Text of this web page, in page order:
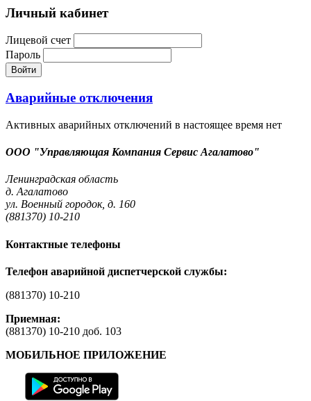
Личный кабинет
Лицевой счет
Пароль
Войти
Аварийные отключения
Активных аварийных отключений в настоящее время нет
ООО "Управляющая Компания Сервис Агалатово"
Ленинградская область
д. Агалатово
ул. Военный городок, д. 160
(881370) 10-210
Контактные телефоны
Телефон аварийной диспетчерской службы:
(881370) 10-210
Приемная:
(881370) 10-210 доб. 103
МОБИЛЬНОЕ ПРИЛОЖЕНИЕ